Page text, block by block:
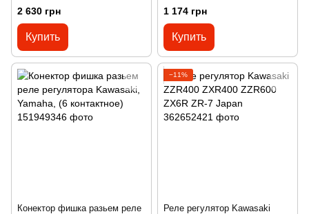
2 630 грн
Купить
1 174 грн
Купить
Конектор фишка разьем реле
−11%
Реле регулятор Kawasaki